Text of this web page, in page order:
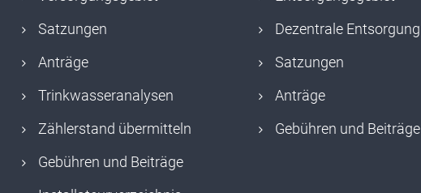
Satzungen
Anträge
Trinkwasseranalysen
Zählerstand übermitteln
Gebühren und Beiträge
Dezentrale Entsorgung
Satzungen
Anträge
Gebühren und Beiträge